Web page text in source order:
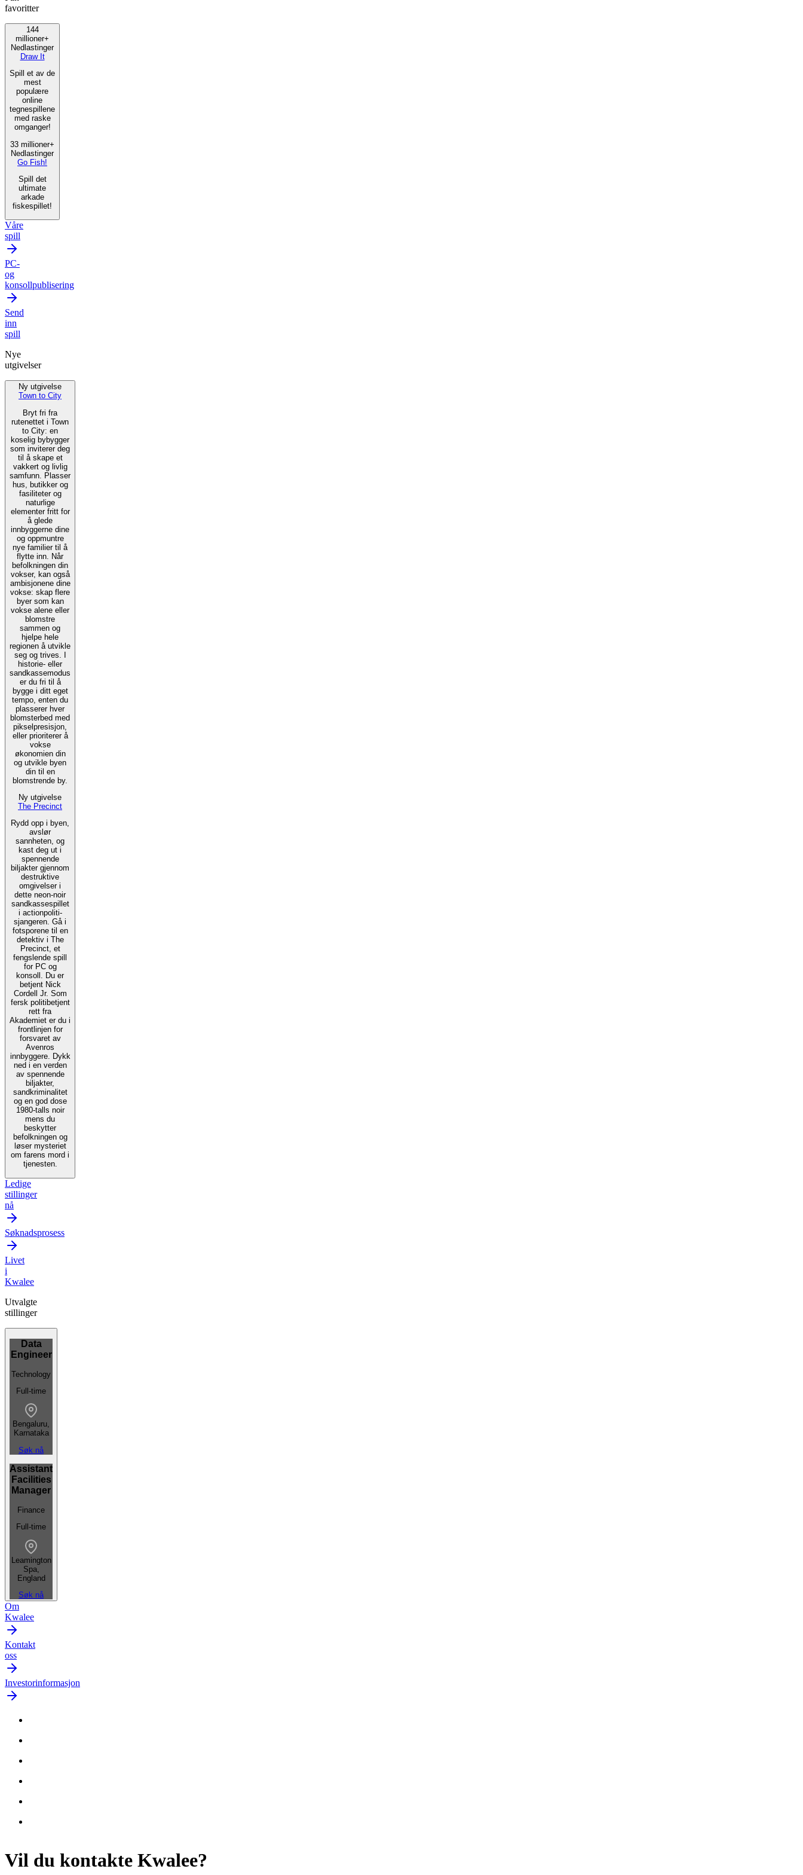
favoritter
144
millioner+
Nedlastinger
Draw It
Spill et av de
mest
populære
online
tegnespillene
med raske
omganger!
33 millioner+
Nedlastinger
Go Fish!
Spill det
ultimate
arkade
fiskespillet!
Våre
spill
PC-
og
konsollpublisering
Send
inn
spill
Nye
utgivelser
Ny utgivelse
Town to City
Bryt fri fra
rutenettet i Town
to City: en
koselig bybygger
som inviterer deg
til å skape et
vakkert og livlig
samfunn. Plasser
hus, butikker og
fasiliteter og
naturlige
elementer fritt for
å glede
innbyggerne dine
og oppmuntre
nye familier til å
flytte inn. Når
befolkningen din
vokser, kan også
ambisjonene dine
vokse: skap flere
byer som kan
vokse alene eller
blomstre
sammen og
hjelpe hele
regionen å utvikle
seg og trives. I
historie- eller
sandkassemodus
er du fri til å
bygge i ditt eget
tempo, enten du
plasserer hver
blomsterbed med
pikselpresisjon,
eller prioriterer å
vokse
økonomien din
og utvikle byen
din til en
blomstrende by.
Ny utgivelse
The Precinct
Rydd opp i byen,
avslør
sannheten, og
kast deg ut i
spennende
biljakter gjennom
destruktive
omgivelser i
dette neon-noir
sandkassespillet
i actionpoliti-
sjangeren. Gå i
fotsporene til en
detektiv i The
Precinct, et
fengslende spill
for PC og
konsoll. Du er
betjent Nick
Cordell Jr. Som
fersk politibetjent
rett fra
Akademiet er du i
frontlinjen for
forsvaret av
Avenros
innbyggere. Dykk
ned i en verden
av spennende
biljakter,
sandkriminalitet
og en god dose
1980-talls noir
mens du
beskytter
befolkningen og
løser mysteriet
om farens mord i
tjenesten.
Ledige
stillinger
nå
Søknadsprosess
Livet
i
Kwalee
Utvalgte
stillinger
Data
Engineer
Technology
Full-time
Bengaluru,
Karnataka
Søk nå
Assistant
Facilities
Manager
Finance
Full-time
Leamington
Spa,
England
Søk nå
Om
Kwalee
Kontakt
oss
Investorinformasjon
Vil du kontakte Kwalee?